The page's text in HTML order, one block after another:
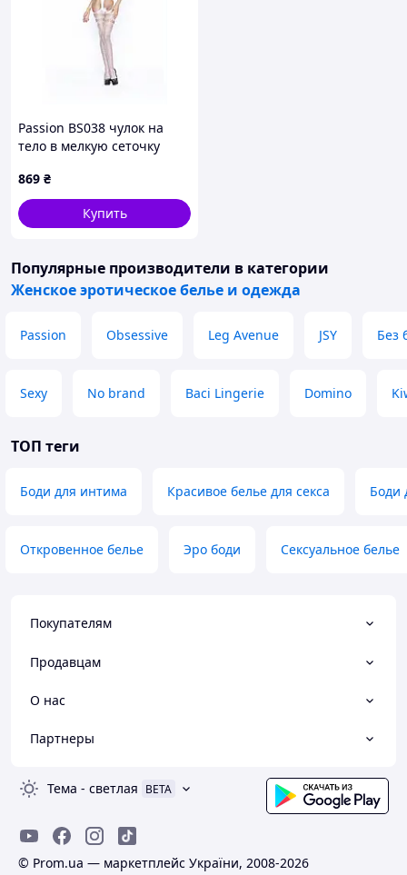
Passion BS038 чулок на
тело в мелкую сеточку
869 ₴
Купить
Популярные производители в категории
Женское эротическое белье и одежда
Passion Obsessive Leg Avenue JSY Без
Sexy No brand Baci Lingerie Domino
ТОП теги
Боди для интима Красивое белье для секса Боди
Откровенное белье Эро боди Сексуальное белье
Покупателям
Продавцам
О нас
Партнеры
Тема - светлая BETA
© Prom.ua — маркетплейс України, 2008-2026